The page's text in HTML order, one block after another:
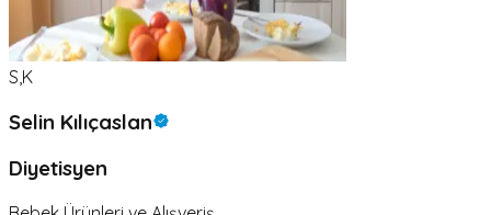
S,K
Selin Kılıçaslan
Diyetisyen